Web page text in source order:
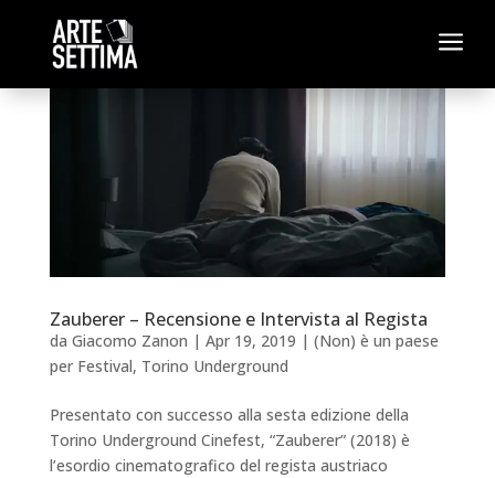
a
Zauberer – Recensione e Intervista al Regista
da Giacomo Zanon | Apr 19, 2019 | (Non) è un paese
per Festival, Torino Underground
Presentato con successo alla sesta edizione della
Torino Underground Cinefest, “Zauberer” (2018) è
l’esordio cinematografico del regista austriaco